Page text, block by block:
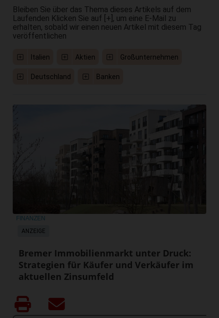
Bleiben Sie über das Thema dieses Artikels auf dem
Laufenden Klicken Sie auf [+], um eine E-Mail zu
erhalten, sobald wir einen neuen Artikel mit diesem Tag
veröffentlichen
Italien Aktien Großunternehmen
Deutschland Banken
ANZEIGE
FINANZEN
Bremer Immobilienmarkt unter Druck:
Strategien für Käufer und Verkäufer im
aktuellen Zinsumfeld